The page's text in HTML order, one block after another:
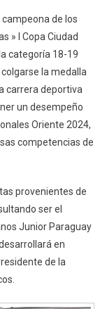
de los
» I Copa Ciudad
categoría 18-19
la medalla
carrera deportiva
un desempeño
Oriente 2024,
competencias de
provenientes de
ser el
Junior Paraguay
en
de la